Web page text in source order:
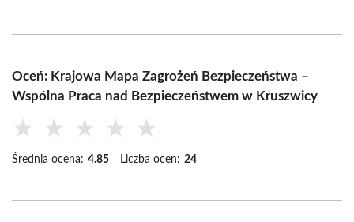
Oceń: Krajowa Mapa Zagrożeń Bezpieczeństwa –
Wspólna Praca nad Bezpieczeństwem w Kruszwicy
★ ★ ★ ★ ★
Średnia ocena: 4.85 Liczba ocen: 24